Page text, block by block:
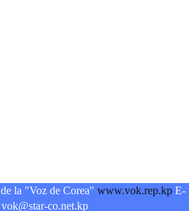
la "Voz de Corea" www.vok.rep.kp E-
co.net.kp